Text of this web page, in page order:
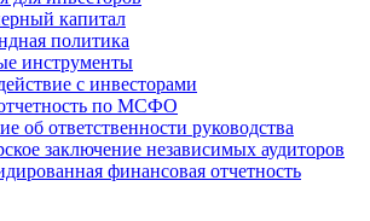
капитал
политика
инструменты
с инвеcторами
по МСФО
об ответственности руководства
заключение независимых аудиторов
финансовая отчетность